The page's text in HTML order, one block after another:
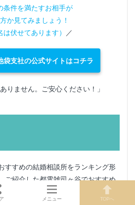
条件を満たすお相手が
か見てみましょう！
は伏せてあります） ／
袋支社の公式サイトはコチラ
りません。ご安心ください！」
すすめの結婚相談所をランキング形
ご紹介した都電雑司ヶ谷でおすすめ
になる相談所があれば、ぜひ公式サ
メニュー TOPへ